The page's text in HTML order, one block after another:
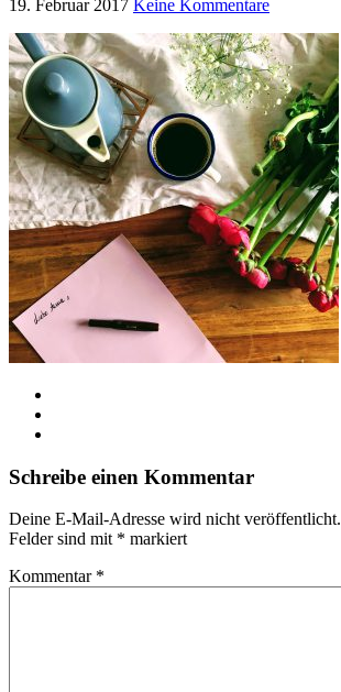
19. Februar 2017 Keine Kommentare
Schreibe einen Kommentar
Deine E-Mail-Adresse wird nicht veröffentlicht.
Felder sind mit * markiert
Kommentar *